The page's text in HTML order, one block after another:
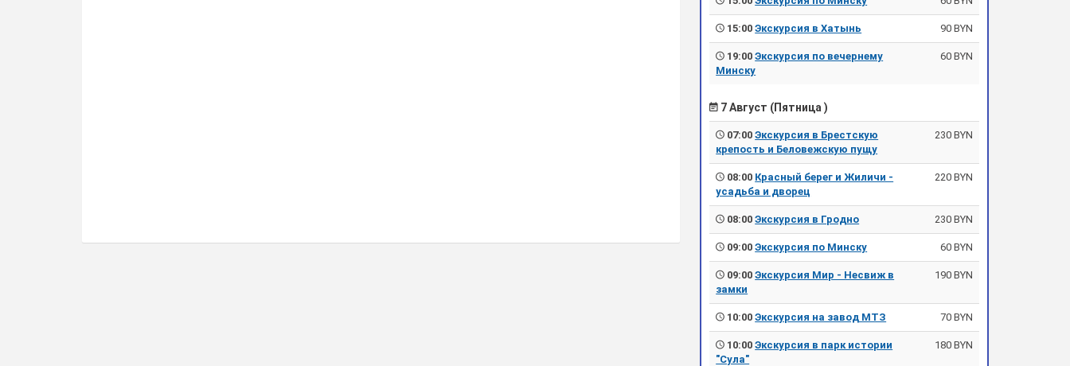
15:00Экскурсия в Хатынь 90 BYN
19:00Экскурсия по вечернему
Минску
60 BYN
7 Август (Пятница )
07:00Экскурсия в Брестскую
крепость и Беловежскую пущу
230 BYN
08:00 Красный берег и Жиличи -
усадьба и дворец
220 BYN
08:00Экскурсия в Гродно 230 BYN
09:00Экскурсия по Минску 60 BYN
09:00Экскурсия Мир - Несвиж в
замки
190 BYN
10:00Экскурсия на завод МТЗ 70 BYN
10:00Экскурсия в парк истории
"Сула"
180 BYN